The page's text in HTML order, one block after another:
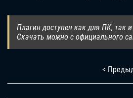
Плагин доступен как для ПК, так
Скачать можно с официального
<